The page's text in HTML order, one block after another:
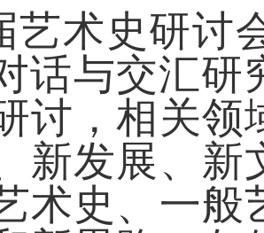
艺术史研讨
话与交汇研
讨，相关
新发展、新
术史、一